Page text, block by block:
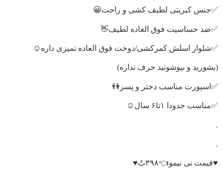
✅جنس کبریتی لطیف کشی و راحت😀
✅ضد حساسیت فوق العاده لطیف👋
✅شلوار اسلش کمرکشی/دوخت فوق العاده تمیزی داره☺️
(بشورید و بپوشونید حرف نداره)
✅اسپورت مناسب دختر و پسر👫
✅مناسب حدودا ۱تا۶ سال☺️
.
.
♥️قیمت نی نیمو👈۳۹۸تُ♥️